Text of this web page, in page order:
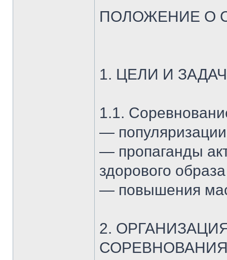
ПОЛОЖЕНИЕ О
1. ЦЕЛИ И
1.1.
—
— пропаганды
здорового
— повышения
2.